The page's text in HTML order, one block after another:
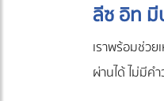
ลีซ อิท มี
เราพร้อมช่ว
ผ่านได้ ไม่มีค